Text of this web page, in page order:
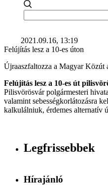
2021.09.16, 13:19
Felújítás lesz a 10-es úton
Újraaszfaltozza a Magyar Közút
Felújítás lesz a 10-es út
Pilisvörösvár polgármesteri
valamint sebességkorlátozásra
kalkulálniuk, érdemes alternatív
Legfrissebbek
Hírajánló